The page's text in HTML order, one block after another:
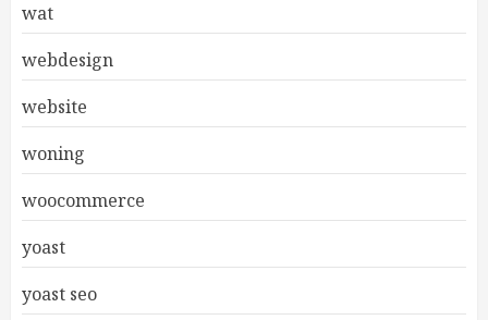
wat
webdesign
website
woning
woocommerce
yoast
yoast seo